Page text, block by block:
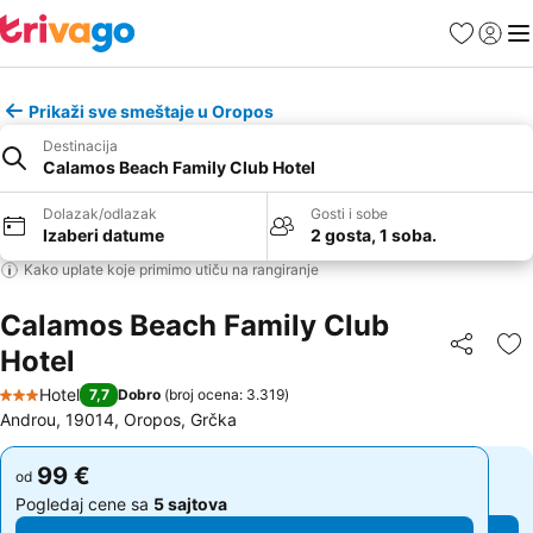
FavoritiPrijavi
Prikaži sve smeštaje u Oropos
Destinacija
Calamos Beach Family Club Hotel
Dolazak/odlazak
Izaberi datume
Gosti i sobe
2 gosta, 1 soba.
Kako uplate koje primimo utiču na rangiranje
Calamos Beach Family Club
Hotel
Deli
3 Zvezdice
Hotel 7,7 Dobro (broj ocena: 3.319)
Androu, 19014, Oropos, Grčka
od 99 €
Pogledaj cene sa 5 sajtova
od 99 €
Pogledaj cene sa 5 sajtova